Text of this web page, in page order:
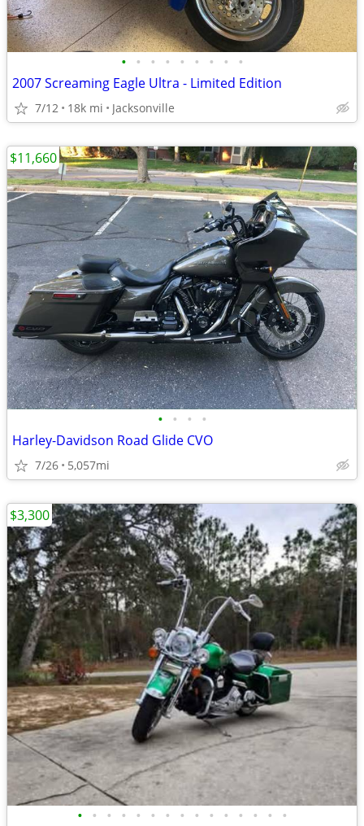
• • • • • • • • •
2007 Screaming Eagle Ultra - Limited Edition
7/12 18k mi Jacksonville
• • • •
Harley-Davidson Road Glide CVO
7/26 5,057mi
$11,660
• • • • • • • • • • • • • • •
$3,300